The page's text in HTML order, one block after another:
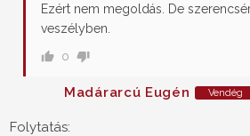
Ezért nem megoldás. De
veszélyben.
0
Madárarcú Eugén Vendég
Folytatás: